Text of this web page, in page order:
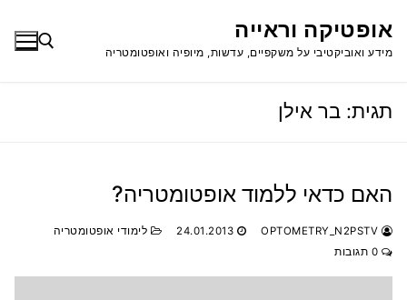
לתוכןאופטיקה וראייה
מידע ואוביקטיבי על משקפיים, עדשות, מיופיה ואופטומטריה
תגית: בר אילן
האם כדאי ללמוד אופטומטריה?
24.01.2013
לימודי אופטומטריה